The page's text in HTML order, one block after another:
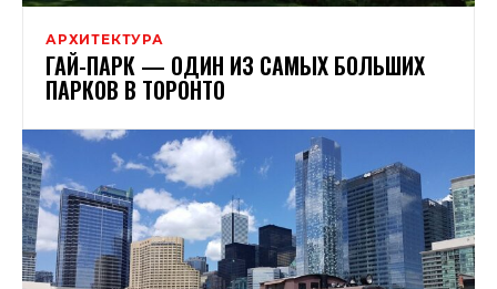
АРХИТЕКТУРА
ГАЙ-ПАРК — ОДИН ИЗ САМЫХ БОЛЬШИХ
ПАРКОВ В ТОРОНТО